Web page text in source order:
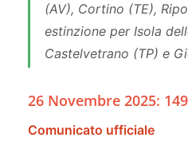
(AV), Cortino (TE),
estinzione per Isola
Castelvetrano (TP) e
26 Novembre 2025:
Comunicato ufficiale